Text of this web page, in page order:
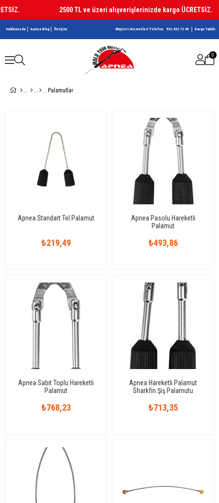
2500 TL ve üzeri alışverişlerinizde kargo ÜCRETSİZ.
Hakkımızda Apnea Blog İletişim Müşteri Hizmetleri Telefon: 532 432 72 45 Kargo Takibi
0
Palamutlar
Apnea Standart Tel Palamut
₺219,49
Apnea Pasolu Hareketli
Palamut
₺493,86
Apnea Sabit Toplu Hareketli
Palamut
₺768,23
Apnea Hareketli Palamut
Sharkfin Şiş Palamutu
₺713,35